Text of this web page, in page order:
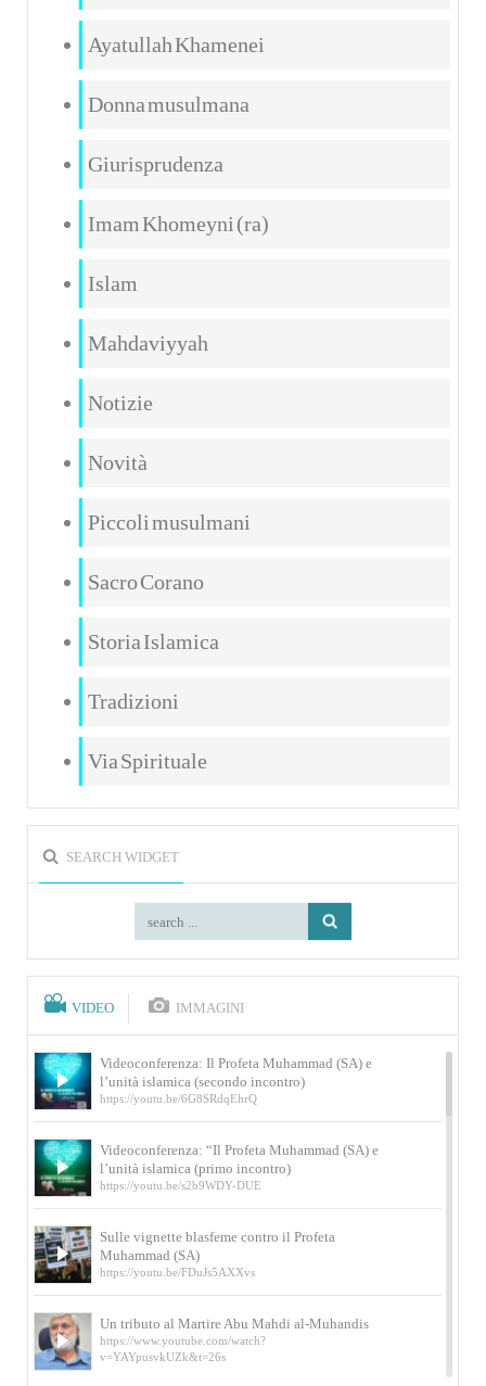
Ayatullah Khamenei
Donna musulmana
Giurisprudenza
Imam Khomeyni (ra)
Islam
Mahdaviyyah
Notizie
Novità
Piccoli musulmani
Sacro Corano
Storia Islamica
Tradizioni
Via Spirituale
SEARCH WIDGET
VIDEO IMMAGINI
Videoconferenza: Il Profeta Muhammad (SA) e
l’unità islamica (secondo incontro)
https://youtu.be/6G8SRdqEhrQ
Videoconferenza: “Il Profeta Muhammad (SA) e
l’unità islamica (primo incontro)
https://youtu.be/s2b9WDY-DUE
Sulle vignette blasfeme contro il Profeta
Muhammad (SA)
https://youtu.be/FDuJs5AXXvs
Un tributo al Martire Abu Mahdi al-Muhandis
https://www.youtube.com/watch?
v=YAYpusvkUZk&t=26s